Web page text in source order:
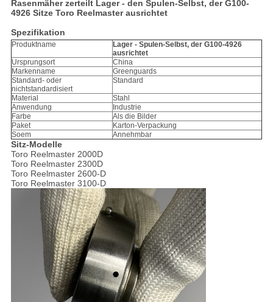
Rasenmäher zerteilt Lager - den Spulen-Selbst, der G100-
4926 Sitze Toro Reelmaster ausrichtet
Spezifikation
Produktname
Lager - Spulen-Selbst, der G100-4926
ausrichtet
Ursprungsort
China
Markenname
Greenguards
Standard- oder
nichtstandardisiert
Standard
Material
Stahl
Anwendung
Industrie
Farbe
Als die Bilder
Paket
Karton-Verpackung
Soem
Annehmbar
Sitz-Modelle
Toro Reelmaster 2000D
Toro Reelmaster 2300D
Toro Reelmaster 2600-D
Toro Reelmaster 3100-D